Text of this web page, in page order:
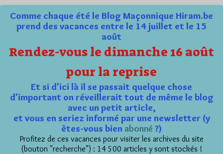
Comme chaque été le Blog Maçonnique Hiram.be
prend des vacances entre le 14 juillet et le 15
août
Rendez-vous le dimanche 16 août
pour la reprise
Et si d'ici là il se passait quelque chose
d'important on réveillerait tout de même le blog
avec un petit article,
et vous en seriez informé par une newsletter (y
êtes-vous bien abonné ?)
Profitez de ces vacances pour visiter les archives du site
(bouton "recherche") : 14 500 articles y sont stockés !